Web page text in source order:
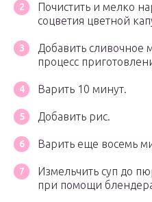
Почистить и мелко
соцветия цветной
Добавить сливочное
процесс
Варить 10 минут.
Добавить рис.
Варить еще восемь
Измельчить суп до
при помощи